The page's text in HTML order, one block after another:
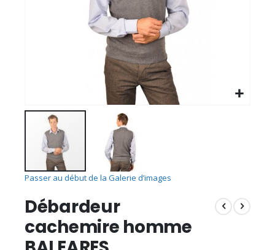
Passer au début de la Galerie d’images
Débardeur
cachemire homme